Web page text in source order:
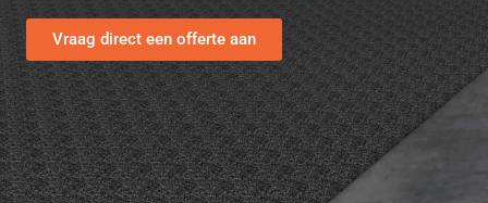
Vraag direct een offerte aan